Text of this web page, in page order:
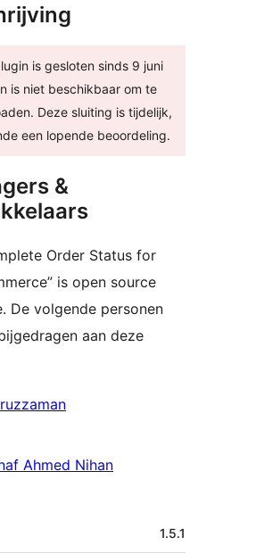
is gesloten sinds 9 juni
is niet beschikbaar om te
Deze sluiting is tijdelijk,
een lopende beoordeling.
&
Order Status for
is open source
De volgende personen
aan deze
Ahmed Nihan
1.5.1